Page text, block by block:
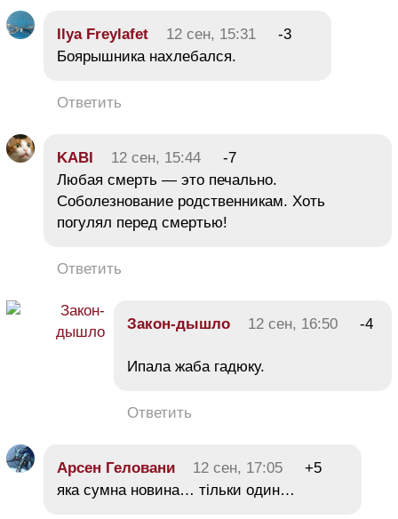
Ilya Freylafet 12 сен, 15:31
-3
Боярышника нахлебался.
Ответить
KABI 12 сен, 15:44
-7
Любая смерть — это печально.
Соболезнование родственникам. Хоть
погулял перед смертью!
Ответить
Закон-дышло 12 сен, 16:50 -4
Ипала жаба гадюку.
Ответить
Арсен Геловани 12 сен, 17:05
+5
яка сумна новина… тільки один…